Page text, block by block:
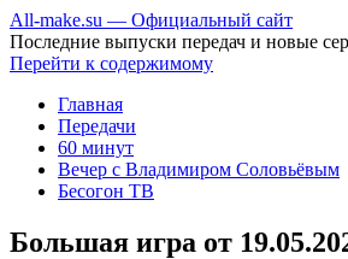
All-make.su — Официальный сайт
Последние выпуски передач и новые
Перейти к содержимому
Главная
Передачи
60 минут
Вечер с Владимиром Соловьёвым
Бесогон ТВ
Большая игра от